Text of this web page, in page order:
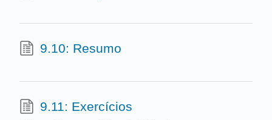
9.10: Resumo
9.11: Exercícios